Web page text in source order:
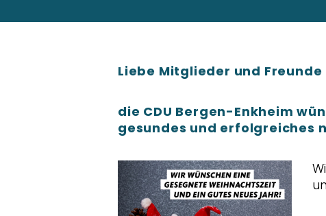
Liebe Mitglieder und
die CDU Bergen-Enkheim
gesundes und erfolgreiches